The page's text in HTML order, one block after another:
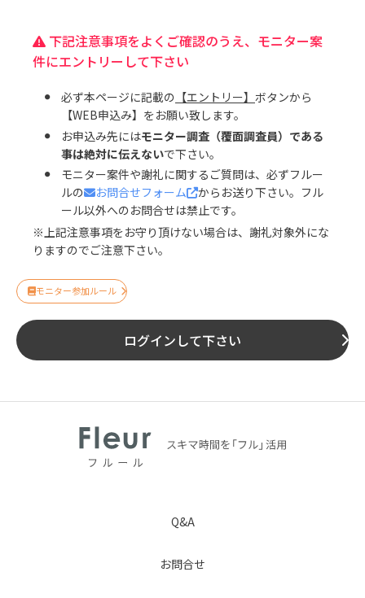
下記注意事項をよくご確認のうえ、モニター案
件にエントリーして下さい
必ず本ページに記載の 【エントリー】 ボタンから
【WEB申込み】をお願い致します。
お申込み先にはモニター調査（覆面調査員）である
事は絶対に伝えないで下さい。
モニター案件や謝礼に関するご質問は、必ずフルー
ルの
お問合せフォーム
からお送り下さい。フル
ール以外へのお問合せは禁止です。
※上記注意事項をお守り頂けない場合は、謝礼対象外にな
りますのでご注意下さい。
モニター参加ルール
ログインして下さい
Q&A
お問合せ